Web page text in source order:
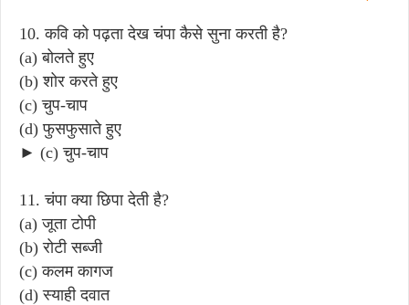
10. कवि को पढ़ता देख चंपा कैसे सुना करती है?
(a) बोलते हुए
(b) शोर करते हुए
(c) चुप-चाप
(d) फुसफुसाते हुए
► (c) चुप-चाप
11. चंपा क्या छिपा देती है?
(a) जूता टोपी
(b) रोटी सब्जी
(c) कलम कागज
(d) स्याही दवात